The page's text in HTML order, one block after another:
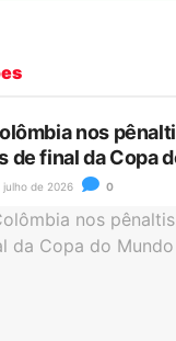
nos
de final da Copa
julho de 2026 0